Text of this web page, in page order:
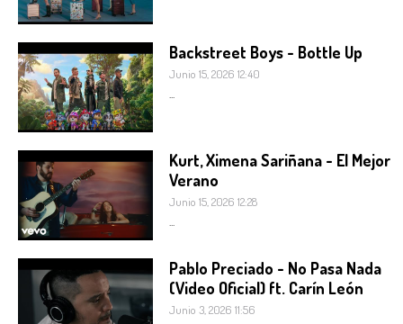
Backstreet Boys - Bottle Up
Junio 15, 2026 12:40
Kurt, Ximena Sariñana - El Mejor
Verano
Junio 15, 2026 12:28
Pablo Preciado - No Pasa Nada
(Video Oficial) ft. Carín León
Junio 3, 2026 11:56